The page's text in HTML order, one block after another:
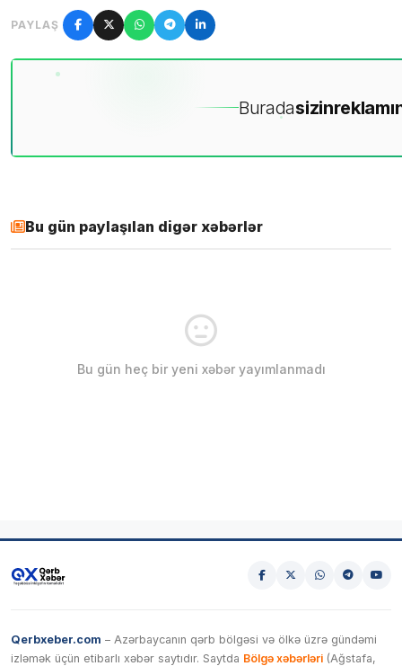
PAYLAŞ
Buradasizin
Bu gün paylaşılan digər xəbərlər
Bu gün heç bir yeni xəbər yayımlanmadı
Qerbxeber.com – Azərbaycanın qərb bölgəsi və ölkə üzrə gündəmi
izləmək üçün etibarlı xəbər saytıdır. Saytda Bölgə xəbərləri (Ağstafa,